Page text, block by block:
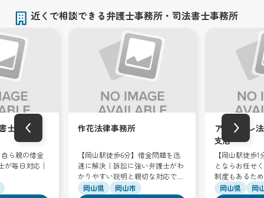
近くで相談できる弁護士事務所・司法書士事務所
士事務所
ら親の借金
が毎日対応｜
作花法律事務所
【岡山駅徒歩6分】借金問題を迅
速に解決｜訴訟に強い弁護士がわ
かりやすい説明と親切な対応でサ
ポートいたします
岡山県
岡山市
アディーレ
支店
【岡山駅徒歩
とならお任せ
制度もあるた
ただけます
岡山県
岡
‹ ›